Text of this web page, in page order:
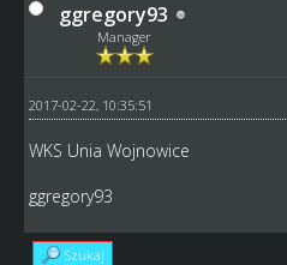
ggregory93
Manager
2017-02-22, 10:35:51
WKS Unia Wojnowice
ggregory93
Szukaj